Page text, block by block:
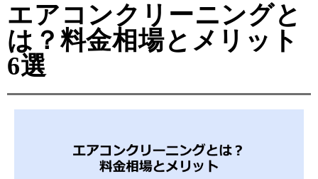
エアコンクリーニングと
は？料金相場とメリット
6選